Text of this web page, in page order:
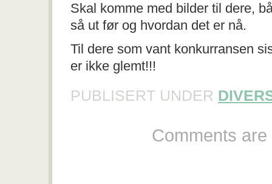
Skal komme med bilder til dere,
så ut før og hvordan det er nå.
Til dere som vant konkurransen
er ikke glemt!!!
PUBLISERT UNDER
Comments